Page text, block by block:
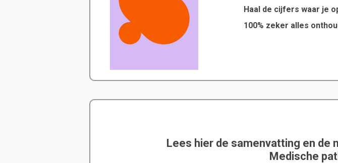
Haal de cijfers waar je
100% zeker alles
Lees hier de samenvatting en de
Medische